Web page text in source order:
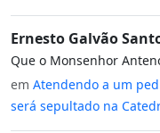
Ernesto Galvão
Que o Monsenhor
em Atendendo a um
será sepultado na